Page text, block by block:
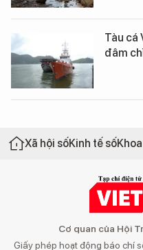
Tàu cá
đâm
Xã hội sốKinh tế số
Cơ quan của Hội
Giấy phép hoạt động báo chí